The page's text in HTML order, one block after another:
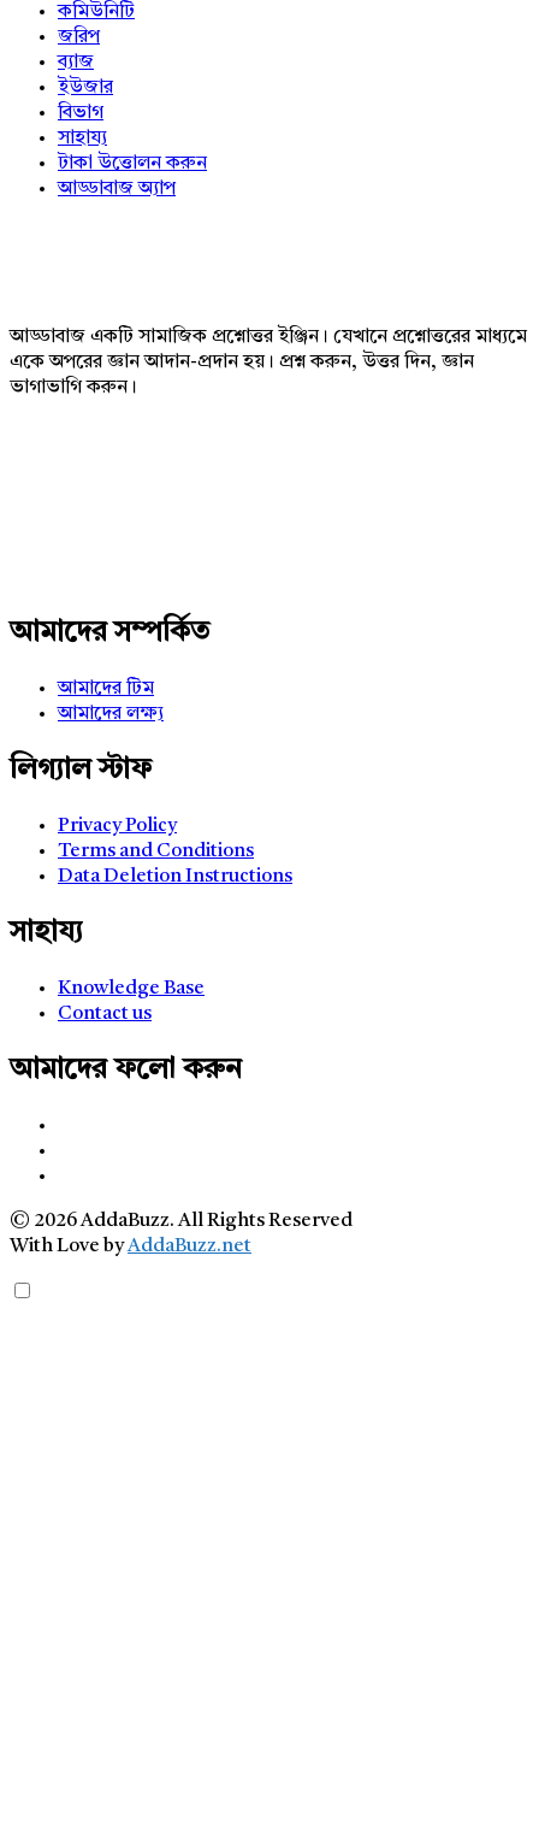
কমিউনিটি
জরিপ
ব্যাজ
ইউজার
বিভাগ
সাহায্য
টাকা উত্তোলন করুন
আড্ডাবাজ অ্যাপ
আড্ডাবাজ একটি সামাজিক প্রশ্নোত্তর ইঞ্জিন। যেখানে প্রশ্নোত্তরের মাধ্যমে
একে অপরের জ্ঞান আদান-প্রদান হয়। প্রশ্ন করুন, উত্তর দিন, জ্ঞান
ভাগাভাগি করুন।
আমাদের সম্পর্কিত
আমাদের টিম
আমাদের লক্ষ্য
লিগ্যাল স্টাফ
Privacy Policy
Terms and Conditions
Data Deletion Instructions
সাহায্য
Knowledge Base
Contact us
আমাদের ফলো করুন
© 2026 AddaBuzz. All Rights Reserved
With Love byAddaBuzz.net